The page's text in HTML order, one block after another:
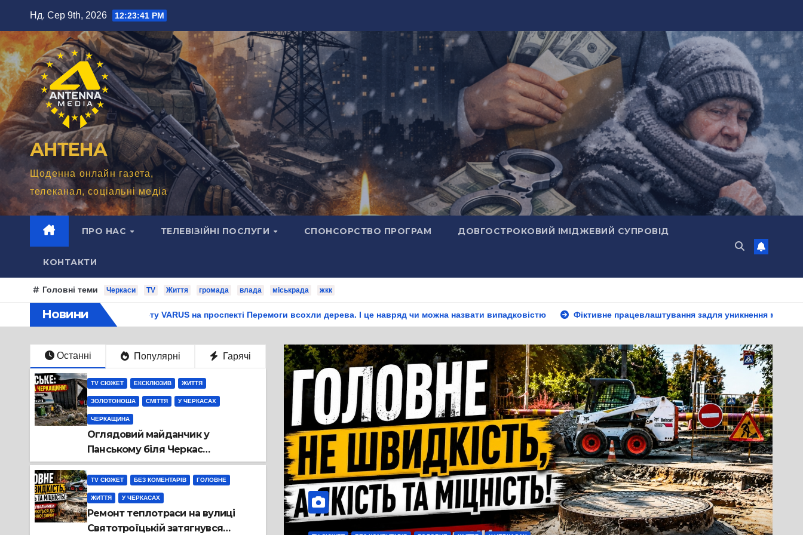
вмісту
Нд. Сер 9th, 2026 12:23:43 PM
АНТЕНА
Щоденна онлайн газета,
телеканал, соціальні медіа
ПРО НАС ТЕЛЕВІЗІЙНІ ПОСЛУГИ СПОНСОРСТВО ПРОГРАМ ДОВГОСТРОКОВИЙ ІМІДЖЕВИЙ СУПРОВІД
КОНТАКТИ
Головні теми Черкаси TV Життя громада влада міськрада жкк
Новини
VARUS на проспекті Перемоги всохли дерева. І це навряд чи можна назвати випадковістю Фіктивне працевлаштування задля уникнення мобілізації – новий зашквар
Останні Популярні Гарячі
TV СЮЖЕТ ЕКСКЛЮЗИВ ЖИТТЯ
ЗОЛОТОНОША СМІТТЯ У ЧЕРКАСАХ
ЧЕРКАЩИНА
Оглядовий майданчик у
Панському біля Черкас
перетворився на занедбане
сміттєзвалище
TV СЮЖЕТ БЕЗ КОМЕНТАРІВ ГОЛОВНЕ
ЖИТТЯ У ЧЕРКАСАХ
Ремонт теплотраси на вулиці
Святотроїцькій затягнувся